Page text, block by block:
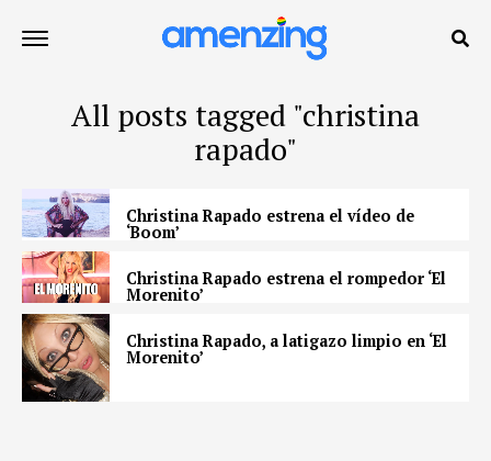
All posts tagged "christina
rapado"
Christina Rapado estrena el vídeo de
‘Boom’
Christina Rapado estrena el rompedor ‘El
Morenito’
Christina Rapado, a latigazo limpio en ‘El
Morenito’